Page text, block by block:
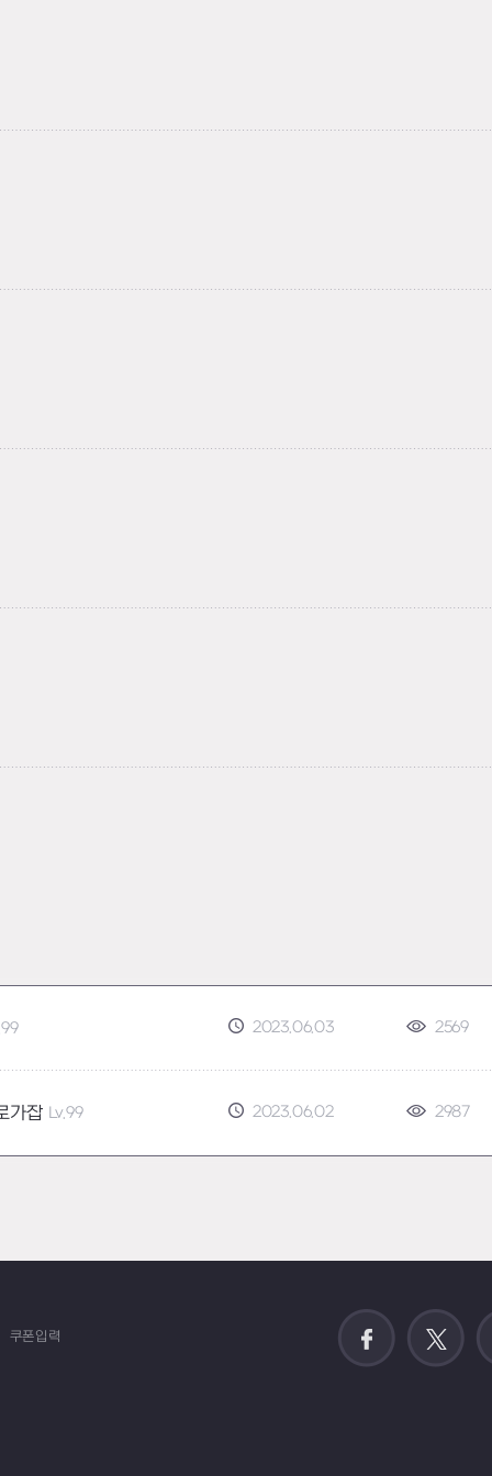
2023.06.03 2569
가잡 Lv.99 2023.06.02 2987
쿠폰입력